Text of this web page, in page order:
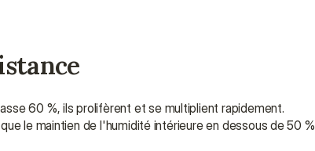
60 %, ils prolifèrent et se multiplient rapidement.
le maintien de l'humidité intérieure en dessous de 50 %